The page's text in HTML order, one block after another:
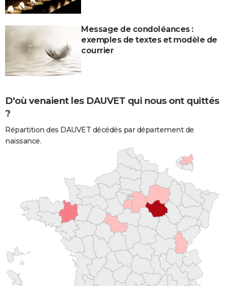
Message de condoléances :
exemples de textes et modèle de
courrier
D'où venaient les DAUVET qui nous ont quittés
?
Répartition des DAUVET décédés par département de
naissance.